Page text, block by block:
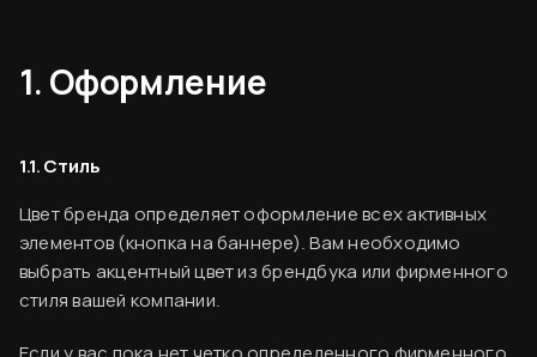
1. Оформление
1.1. Стиль
Цвет бренда определяет оформление всех активных
элементов (кнопка на баннере). Вам необходимо
выбрать акцентный цвет из брендбука или фирменного
стиля вашей компании.